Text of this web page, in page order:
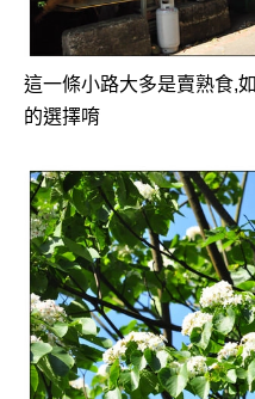
這一條小路大多是賣熟食,
的選擇唷